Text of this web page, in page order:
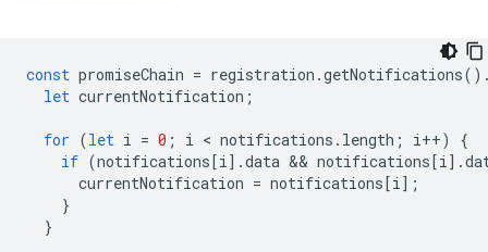
const promiseChain = registration .getNotifications
let currentNotification ;
for (let i = 0 ; i < notifications . length ; i++)
{
if (notifications[i].data && notifications[i].
currentNotification = notifications[i];
}
}